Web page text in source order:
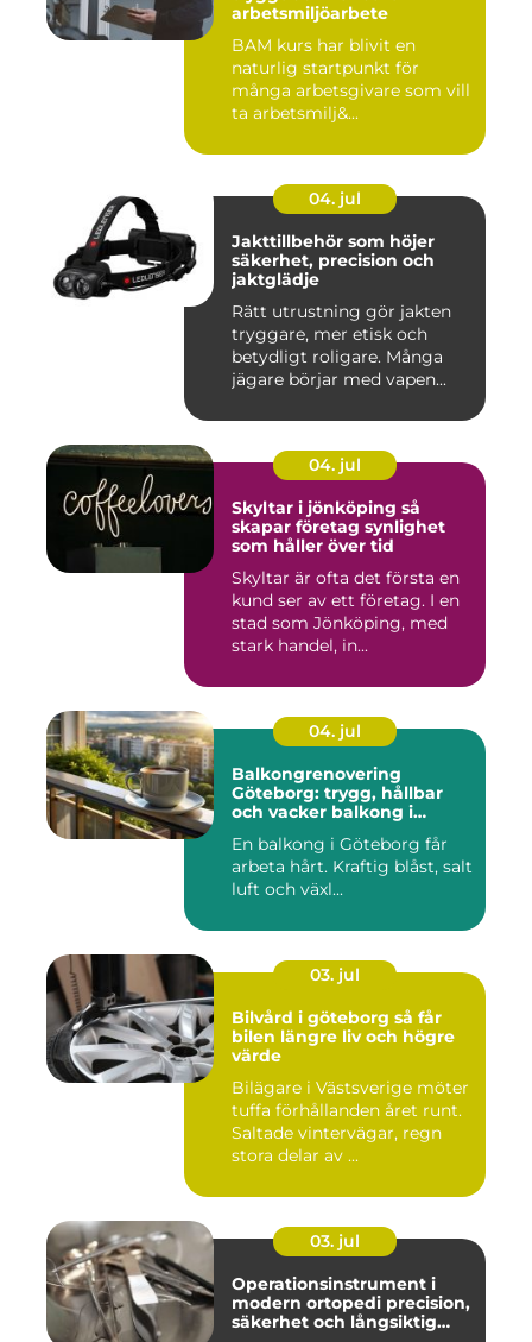
arbetsmiljöarbete
BAM kurs har blivit en
naturlig startpunkt för
många arbetsgivare som vill
ta arbetsmilj&...
04. jul
Jakttillbehör som höjer
säkerhet, precision och
jaktglädje
Rätt utrustning gör jakten
tryggare, mer etisk och
betydligt roligare. Många
jägare börjar med vapen...
04. jul
Skyltar i jönköping så
skapar företag synlighet
som håller över tid
Skyltar är ofta det första en
kund ser av ett företag. I en
stad som Jönköping, med
stark handel, in...
04. jul
Balkongrenovering
Göteborg: trygg, hållbar
och vacker balkong i
En balkong i Göteborg får
arbeta hårt. Kraftig blåst, salt
luft och växl...
03. jul
Bilvård i göteborg så får
bilen längre liv och högre
värde
Bilägare i Västsverige möter
tuffa förhållanden året runt.
Saltade vintervägar, regn
stora delar av ...
03. jul
Operationsinstrument i
modern ortopedi precision,
säkerhet och långsiktig